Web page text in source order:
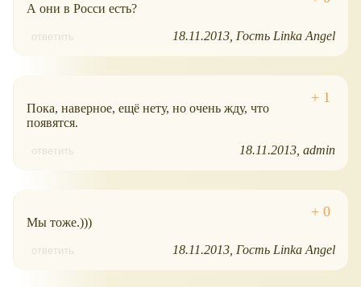
А они в Росси есть?
ответить 18.11.2013 Гость Linka Angel
Пока, наверное, ещё нету, но очень жду, что
появятся.
ответить 18.11.2013 admin
Мы тоже.)))
ответить 18.11.2013 Гость Linka Angel